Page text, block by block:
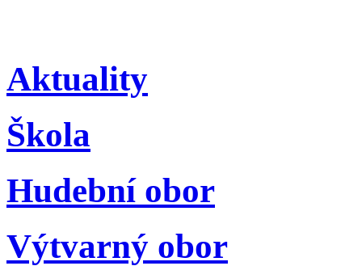
Aktuality
Škola
Hudební obor
Výtvarný obor